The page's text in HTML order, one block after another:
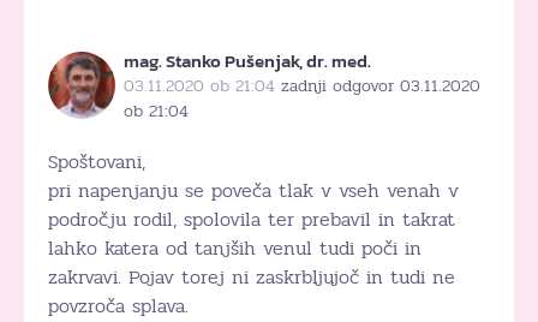
mag. Stanko Pušenjak, dr. med.
03.11.2020 ob 21:04 zadnji odgovor 03.11.2020
ob 21:04
Spoštovani,
pri napenjanju se poveča tlak v vseh venah v
področju rodil, spolovila ter prebavil in takrat
lahko katera od tanjših venul tudi poči in
zakrvavi. Pojav torej ni zaskrbljujoč in tudi ne
povzroča splava.